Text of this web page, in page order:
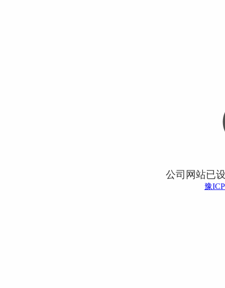
公司网站已
豫